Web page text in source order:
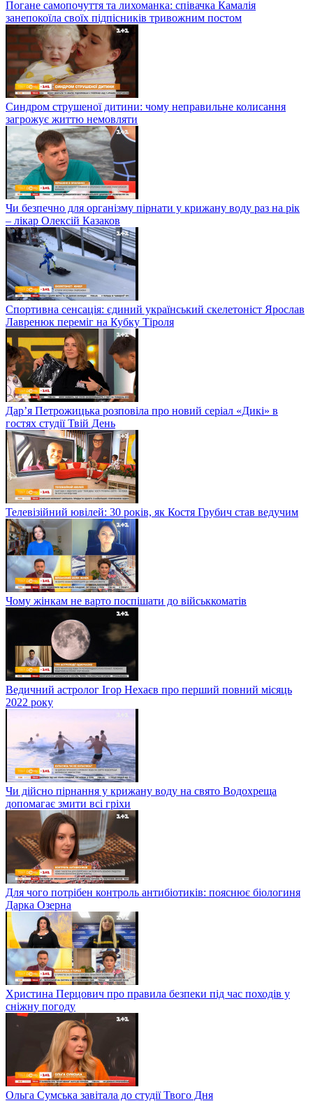
Погане самопочуття та лихоманка: співачка Камалія
занепокоїла своїх підпісників тривожним постом
Синдром струшеної дитини: чому неправильне колисання
загрожує життю немовляти
Чи безпечно для організму пірнати у крижану воду раз на рік
– лікар Олексій Казаков
Спортивна сенсація: єдиний український скелетоніст Ярослав
Лавренюк переміг на Кубку Тіроля
Дар’я Петрожицька розповіла про новий серіал «Дикі» в
гостях студії Твій День
Телевізійний ювілей: 30 років, як Костя Грубич став ведучим
Чому жінкам не варто поспішати до військкоматів
Ведичний астролог Ігор Нехаєв про перший повний місяць
2022 року
Чи дійсно пірнання у крижану воду на свято Водохреща
допомагає змити всі гріхи
Для чого потрібен контроль антибіотиків: пояснює біологиня
Дарка Озерна
Христина Перцович про правила безпеки під час походів у
сніжну погоду
Ольга Сумська завітала до студії Твого Дня